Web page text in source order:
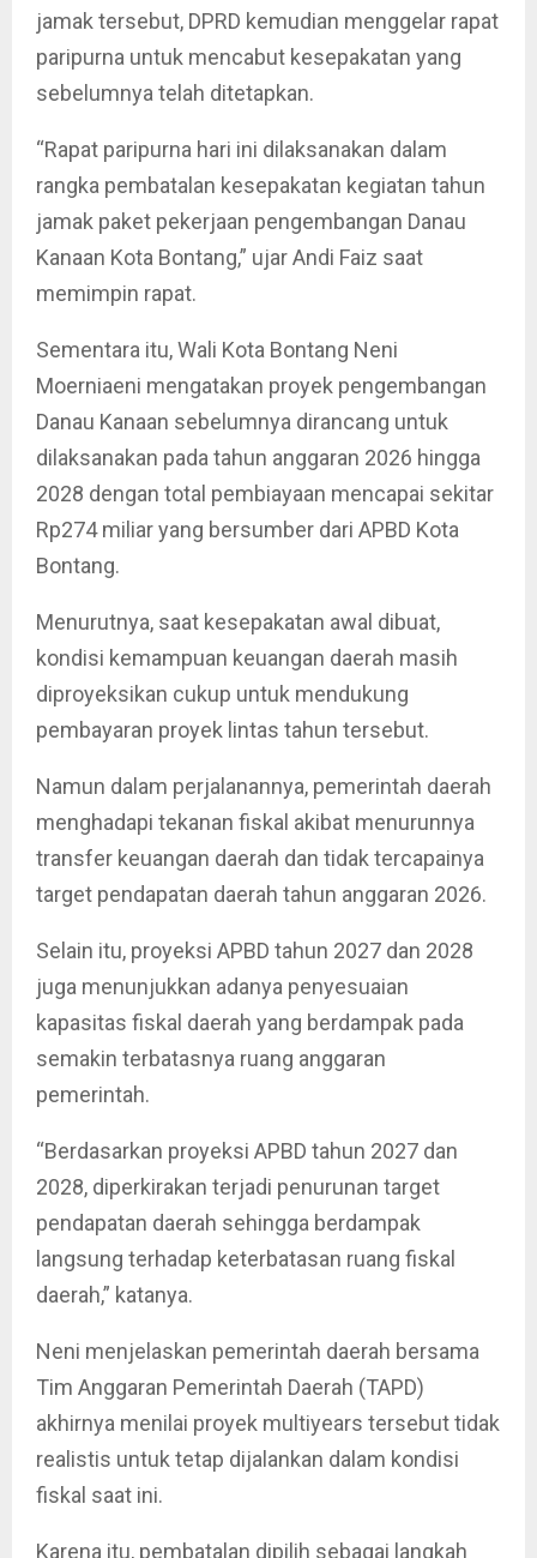
jamak tersebut, DPRD kemudian menggelar rapat
paripurna untuk mencabut kesepakatan yang
sebelumnya telah ditetapkan.
“Rapat paripurna hari ini dilaksanakan dalam
rangka pembatalan kesepakatan kegiatan tahun
jamak paket pekerjaan pengembangan Danau
Kanaan Kota Bontang,” ujar Andi Faiz saat
memimpin rapat.
Sementara itu, Wali Kota Bontang Neni
Moerniaeni mengatakan proyek pengembangan
Danau Kanaan sebelumnya dirancang untuk
dilaksanakan pada tahun anggaran 2026 hingga
2028 dengan total pembiayaan mencapai sekitar
Rp274 miliar yang bersumber dari APBD Kota
Bontang.
Menurutnya, saat kesepakatan awal dibuat,
kondisi kemampuan keuangan daerah masih
diproyeksikan cukup untuk mendukung
pembayaran proyek lintas tahun tersebut.
Namun dalam perjalanannya, pemerintah daerah
menghadapi tekanan fiskal akibat menurunnya
transfer keuangan daerah dan tidak tercapainya
target pendapatan daerah tahun anggaran 2026.
Selain itu, proyeksi APBD tahun 2027 dan 2028
juga menunjukkan adanya penyesuaian
kapasitas fiskal daerah yang berdampak pada
semakin terbatasnya ruang anggaran
pemerintah.
“Berdasarkan proyeksi APBD tahun 2027 dan
2028, diperkirakan terjadi penurunan target
pendapatan daerah sehingga berdampak
langsung terhadap keterbatasan ruang fiskal
daerah,” katanya.
Neni menjelaskan pemerintah daerah bersama
Tim Anggaran Pemerintah Daerah (TAPD)
akhirnya menilai proyek multiyears tersebut tidak
realistis untuk tetap dijalankan dalam kondisi
fiskal saat ini.
Karena itu, pembatalan dipilih sebagai langkah